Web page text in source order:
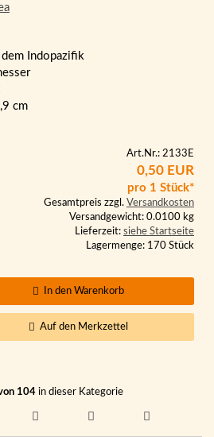
Indopazifik
cm
Art.Nr.: 2133E
0,50 EUR
pro 1 Stück*
Gesamtpreis zzgl. Versandkosten
Versandgewicht: 0.0100 kg
Lieferzeit: siehe Startseite
Lagermenge: 170 Stück
In den Warenkorb
Auf den Merkzettel
104in dieser Kategorie